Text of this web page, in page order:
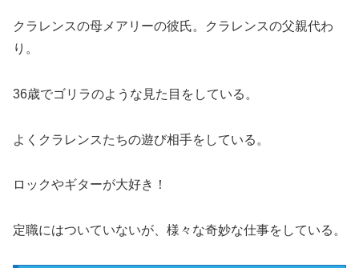
クラレンスの母メアリーの彼氏。クラレンスの父親代わ
り。
36歳でゴリラのような見た目をしている。
よくクラレンスたちの遊び相手をしている。
ロックやギターが大好き！
定職にはついていないが、様々な奇妙な仕事をしている。